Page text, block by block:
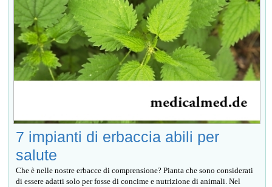
7 impianti di erbaccia abili per
salute
Che è nelle nostre erbacce di comprensione? Pianta che sono considerati
di essere adatti solo per fosse di concime e nutrizione di animali. Nel